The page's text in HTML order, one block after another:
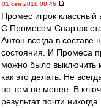
01 сен 2018 08:46
Промес игрок классный
С Промесом Спартак
Антон всегда в составе
состояния. И Промеса
можно было выключить
как это делать. Не
но тем не менее. В
результат почти